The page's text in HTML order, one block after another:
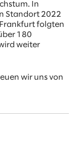
In
Standort 2022
folgten
180
weiter
wir uns von